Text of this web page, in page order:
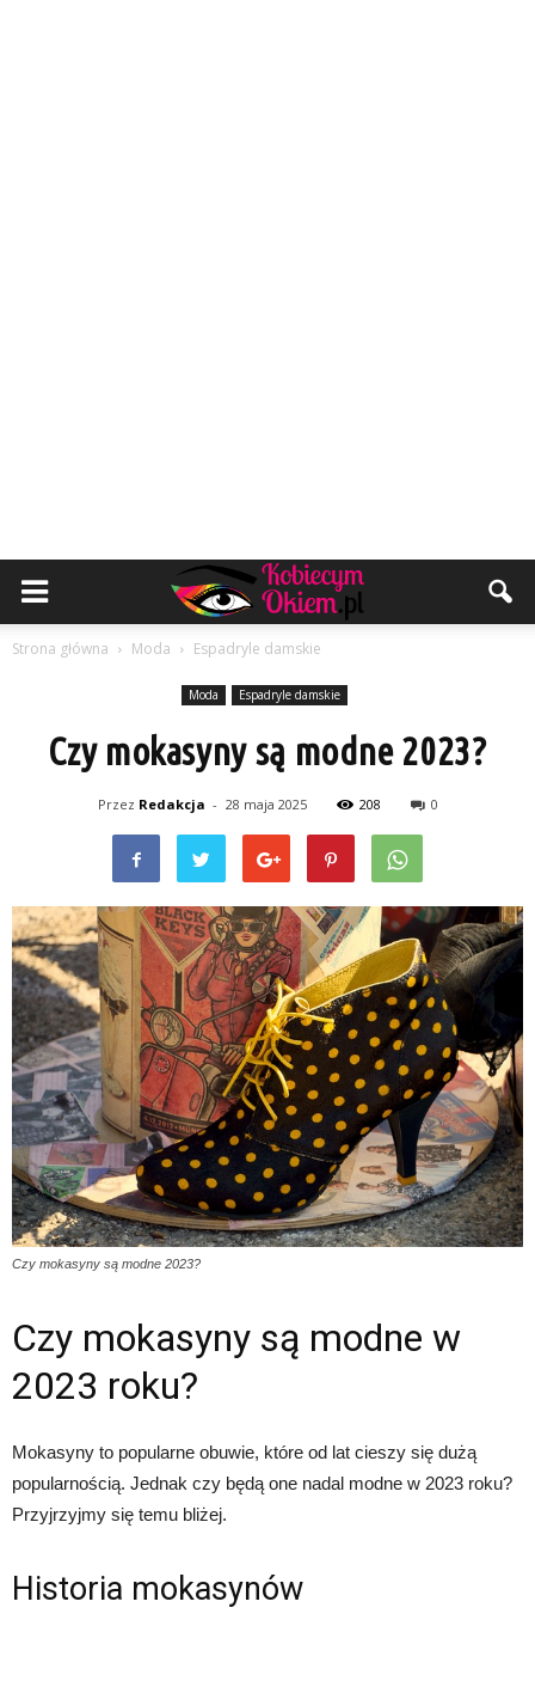
Strona główna Moda Espadryle damskie
Moda Espadryle damskie
Czy mokasyny są modne 2023?
Przez Redakcja - 28 maja 2025 208 0
Czy mokasyny są modne 2023?
Czy mokasyny są modne w
2023 roku?
Mokasyny to popularne obuwie, które od lat cieszy się dużą
popularnością. Jednak czy będą one nadal modne w 2023 roku?
Przyjrzyjmy się temu bliżej.
Historia mokasynów